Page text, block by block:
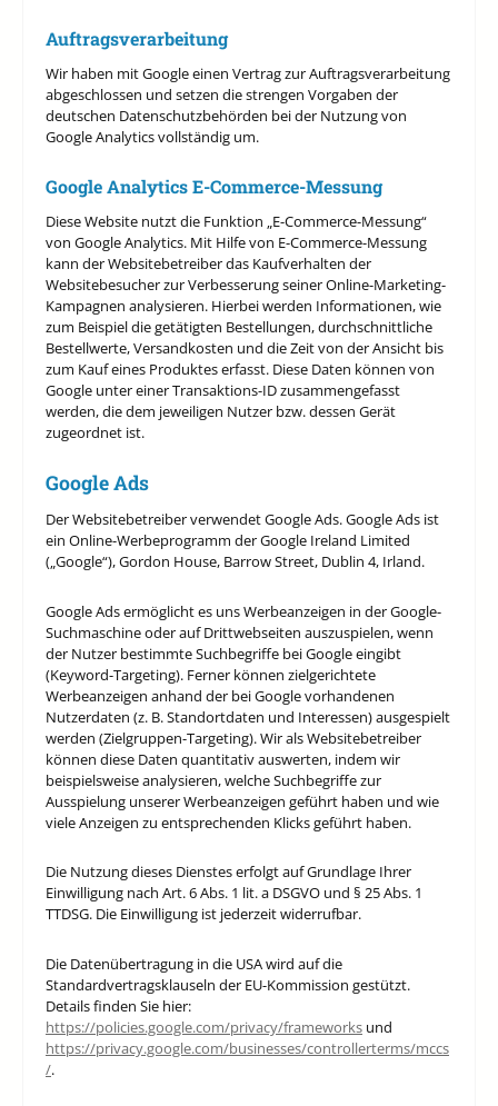
Auftragsverarbeitung
Wir haben mit Google einen Vertrag zur Auftragsverarbeitung
abgeschlossen und setzen die strengen Vorgaben der
deutschen Datenschutzbehörden bei der Nutzung von
Google Analytics vollständig um.
Google Analytics E-Commerce-Messung
Diese Website nutzt die Funktion „E-Commerce-Messung“
von Google Analytics. Mit Hilfe von E-Commerce-Messung
kann der Websitebetreiber das Kaufverhalten der
Websitebesucher zur Verbesserung seiner Online-Marketing-
Kampagnen analysieren. Hierbei werden Informationen, wie
zum Beispiel die getätigten Bestellungen, durchschnittliche
Bestellwerte, Versandkosten und die Zeit von der Ansicht bis
zum Kauf eines Produktes erfasst. Diese Daten können von
Google unter einer Transaktions-ID zusammengefasst
werden, die dem jeweiligen Nutzer bzw. dessen Gerät
zugeordnet ist.
Google Ads
Der Websitebetreiber verwendet Google Ads. Google Ads ist
ein Online-Werbeprogramm der Google Ireland Limited
(„Google“), Gordon House, Barrow Street, Dublin 4, Irland.
Google Ads ermöglicht es uns Werbeanzeigen in der Google-
Suchmaschine oder auf Drittwebseiten auszuspielen, wenn
der Nutzer bestimmte Suchbegriffe bei Google eingibt
(Keyword-Targeting). Ferner können zielgerichtete
Werbeanzeigen anhand der bei Google vorhandenen
Nutzerdaten (z. B. Standortdaten und Interessen) ausgespielt
werden (Zielgruppen-Targeting). Wir als Websitebetreiber
können diese Daten quantitativ auswerten, indem wir
beispielsweise analysieren, welche Suchbegriffe zur
Ausspielung unserer Werbeanzeigen geführt haben und wie
viele Anzeigen zu entsprechenden Klicks geführt haben.
Die Nutzung dieses Dienstes erfolgt auf Grundlage Ihrer
Einwilligung nach Art. 6 Abs. 1 lit. a DSGVO und § 25 Abs. 1
TTDSG. Die Einwilligung ist jederzeit widerrufbar.
Die Datenübertragung in die USA wird auf die
Standardvertragsklauseln der EU-Kommission gestützt.
Details finden Sie hier:
https://policies.google.com/privacy/frameworks und
https://privacy.google.com/businesses/controllerterms/mccs
/.